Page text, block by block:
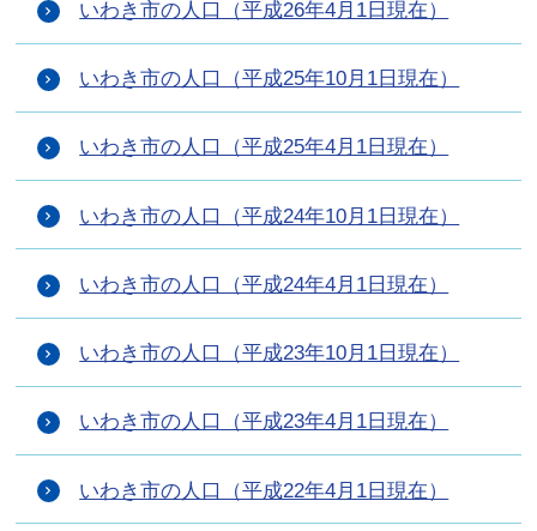
いわき市の人口（平成26年4月1日現在）
いわき市の人口（平成25年10月1日現在）
いわき市の人口（平成25年4月1日現在）
いわき市の人口（平成24年10月1日現在）
いわき市の人口（平成24年4月1日現在）
いわき市の人口（平成23年10月1日現在）
いわき市の人口（平成23年4月1日現在）
いわき市の人口（平成22年4月1日現在）